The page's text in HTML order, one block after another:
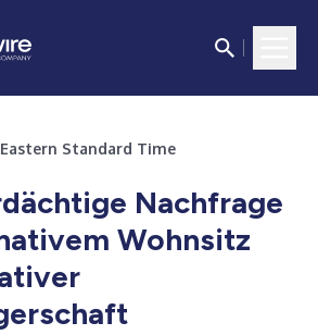
Eastern Standard Time
Nachfrage
Wohnsitz